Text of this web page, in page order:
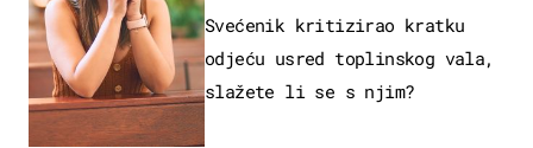
Svećenik kritizirao kratku
odjeću usred toplinskog vala,
slažete li se s njim?